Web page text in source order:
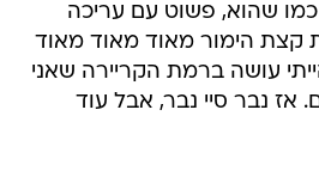
כמו שהוא, פשוט עם עריכה
קצת הימור מאוד מאוד מאוד
עושה ברמת הקריירה שאני
אז נבר סיי נבר, אבל עוד